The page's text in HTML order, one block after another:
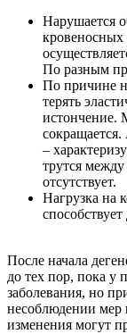
Нарушается
кровеносных
По разным
По причине
терять
истончение.
сокращается.
–
трутся
отсутствует.
Нагрузка на
После начала
до тех пор, пока у
заболевания, но
несоблюдении мер
изменения могут